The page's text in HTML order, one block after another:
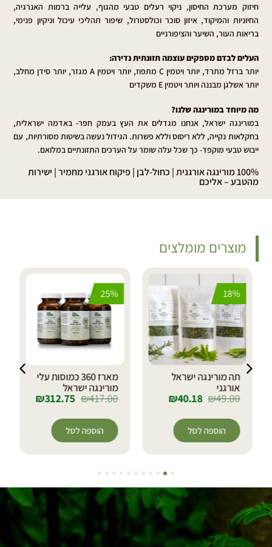
חיזוק מערכת החיסון, ניקוי רעלים טבעי מהגוף, עלייה ברמות האנרגיה,
החיוניות והמיקוד, איזון סוכר וכולסטרול, שיפור תהליכי עיכול וניקיון פנימי,
בריאות העור, השיער והציפורניים
העלים לבדם מספקים עוצמה תזונתית נדירה:
יותר ברזל מתרד, יותר ויטמין C מתפוז, יותר ויטמין A מגזר, יותר סידן מחלב,
יותר אשלגן מבננה ויותר ויטמין E משקדים
מה מיוחד במורינגה שלנו?
במורינגה ישראל, אנחנו מגדלים את העץ בעמק חפר- באדמה ישראלית,
בחקלאות נקייה, ללא ריסוס וללא פשרות. הגידול נעשה בשיטות מסורתיות, עם
ייבוש טבעי מוקפד- כך שכל עלה שומר על הערכים התזונתיים במלואם.
100% מורינגה אורגנית | כחול-לבן | פיקוח אורגני מחמיר | ישירות
מהטבע – אליכם
מוצרים מומלצים
18%
תה מורינגה ישראל
אורגני
₪49.00
₪40.18
הוספה לסל
25%
מארז 360 כמוסות עלי
מורינגה ישראל
₪417.00
₪312.75
הוספה לסל